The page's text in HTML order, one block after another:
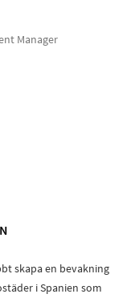
Manager
skapa en bevakning
i Spanien som